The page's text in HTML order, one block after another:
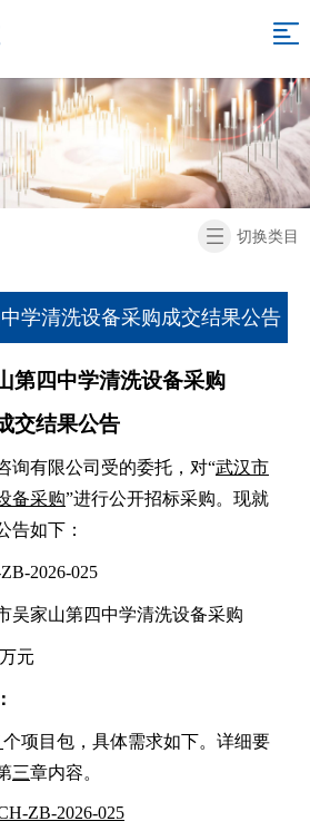
切换类目
学清洗设备采购成交结果公告
第四中学清洗设备采购
交结果公告
询有限公司 受的委托，对“武汉市
备采购”进行公开招标采购。现就
告如下：
2026-025
吴家山第四中学清洗设备采购
万元
个项目包，具体需求如下。详细要
三章内容。
ZB-2026-025